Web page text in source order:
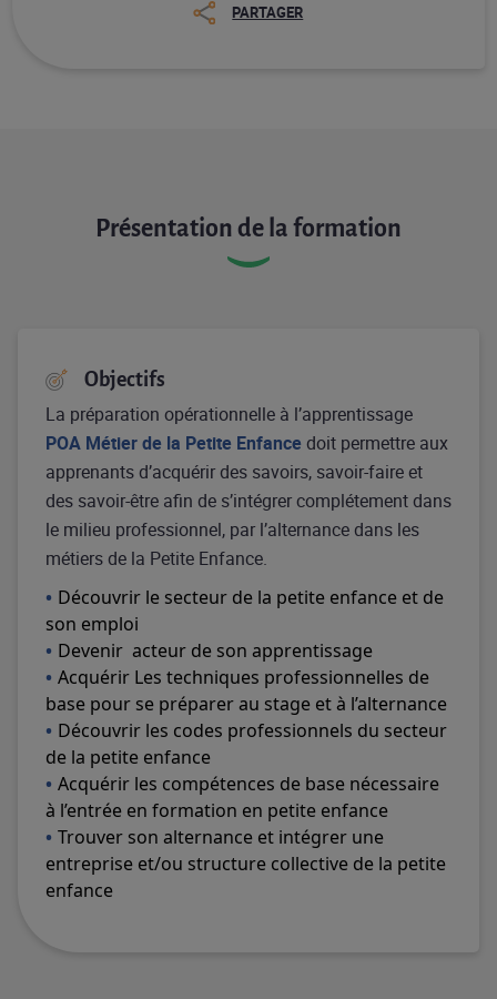
PARTAGER
Présentation de la formation
Objectifs
La préparation opérationnelle à l’apprentissage
POA Métier de la Petite Enfancedoit permettre aux
apprenants d’acquérir des savoirs, savoir-faire et
des savoir-être afin de s’intégrer complétement dans
le milieu professionnel, par l’alternance dans les
métiers de la Petite Enfance.
Découvrir le secteur de la petite enfance et de
son emploi
Devenir acteur de son apprentissage
Acquérir Les techniques professionnelles de
base pour se préparer au stage et à l’alternance
Découvrir les codes professionnels du secteur
de la petite enfance
Acquérir les compétences de base nécessaire
à l’entrée en formation en petite enfance
Trouver son alternance et intégrer une
entreprise et/ou structure collective de la petite
enfance